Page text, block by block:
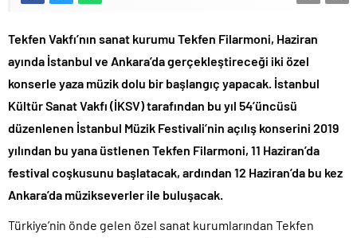
Tekfen Vakfı’nın sanat kurumu Tekfen Filarmoni, Haziran
ayında İstanbul ve Ankara’da gerçekleştireceği iki özel
konserle yaza müzik dolu bir başlangıç yapacak. İstanbul
Kültür Sanat Vakfı (İKSV) tarafından bu yıl 54’üncüsü
düzenlenen İstanbul Müzik Festivali’nin açılış konserini 2019
yılından bu yana üstlenen Tekfen Filarmoni, 11 Haziran’da
festival coşkusunu başlatacak, ardından 12 Haziran’da bu kez
Ankara’da müzikseverler ile buluşacak.
Türkiye’nin önde gelen özel sanat kurumlarından Tekfen